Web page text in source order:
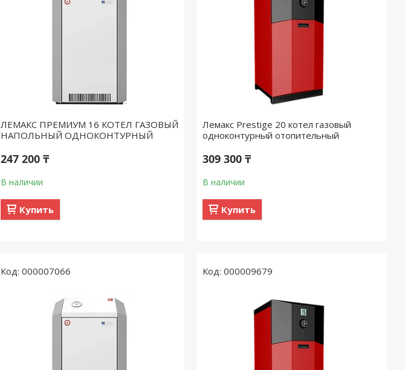
ЛЕМАКС ПРЕМИУМ 16 КОТЕЛ ГАЗОВЫЙ
НАПОЛЬНЫЙ ОДНОКОНТУРНЫЙ
247 200 ₸
В наличии
Купить
Лемакс Prestige 20 котел газовый
одноконтурный отопительный
309 300 ₸
В наличии
Купить
000007066 000009679